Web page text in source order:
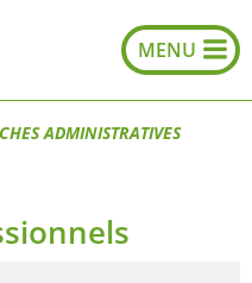
ADMINISTRATIVES